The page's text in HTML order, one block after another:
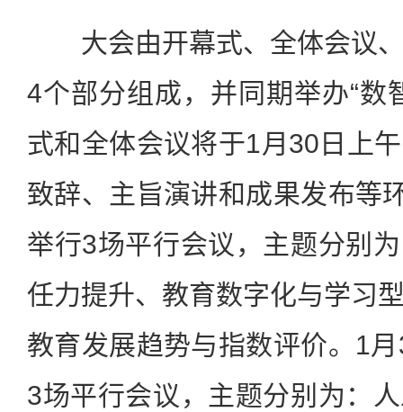
大会由开幕式、全体会议、
4个部分组成，并同期举办“数
式和全体会议将于1月30日上
致辞、主旨演讲和成果发布等
举行3场平行会议，主题分别
任力提升、教育数字化与学习
教育发展趋势与指数评价。1
3场平行会议，主题分别为：